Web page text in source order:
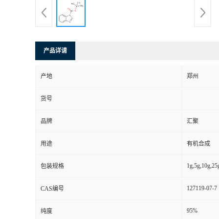
产品详请
产地 郑州
货号
品牌 汇聚
用途 有机合成
包装规格
CAS编号 127119-07-7
纯度 95%